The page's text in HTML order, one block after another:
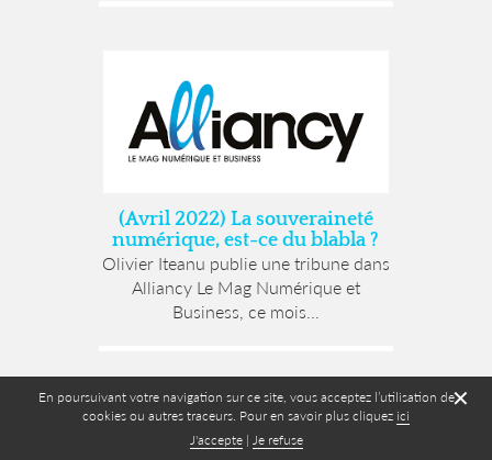
✕
En poursuivant votre navigation sur ce site, vous acceptez l’utilisation de
cookies ou autres traceurs. Pour en savoir plus cliquez ici
J'accepte| Je refuse
(Avril 2022) La souveraineté
numérique, est-ce du blabla ?
Olivier Iteanu publie une tribune dans
Alliancy Le Mag Numérique et
Business, ce mois...